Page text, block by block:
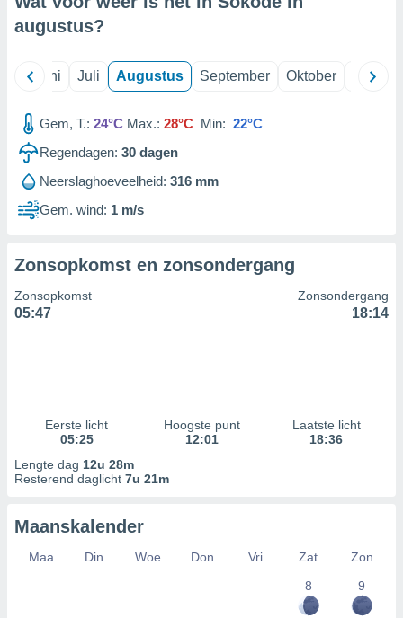
augustus?
Juni Juli Augustus September Oktober
Gem, T.: 24°C Max.: 28°C Min: 22°C
Regendagen: 30 dagen
Neerslaghoeveelheid: 316 mm
Gem. wind: 1 m/s
Zonsopkomst en zonsondergang
Zonsopkomst
05:47
Zonsondergang
18:14
Eerste licht
05:25
Hoogste punt
12:01
Laatste licht
18:36
Lengte dag 12u 28m
Resterend daglicht 7u 21m
Maanskalender
Maa Din Woe Don Vri Zat
Zon
8
9